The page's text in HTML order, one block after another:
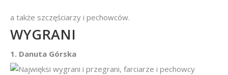
a także szczęściarzy i pechowców.
WYGRANI
1. Danuta Górska